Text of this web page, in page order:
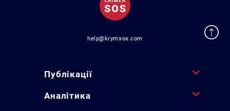
help@krymsos.com
Публікації
Аналітика